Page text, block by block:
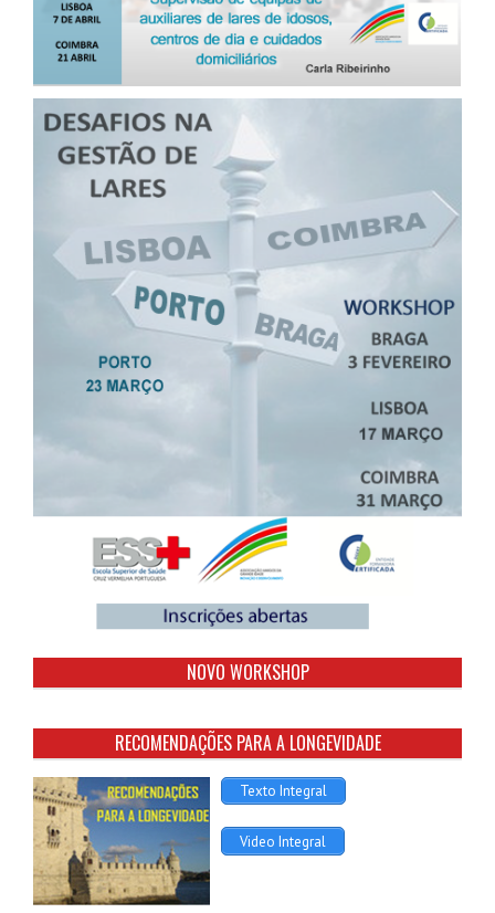
NOVO WORKSHOP
RECOMENDAÇÕES PARA A LONGEVIDADE
Texto Integral
Video Integral